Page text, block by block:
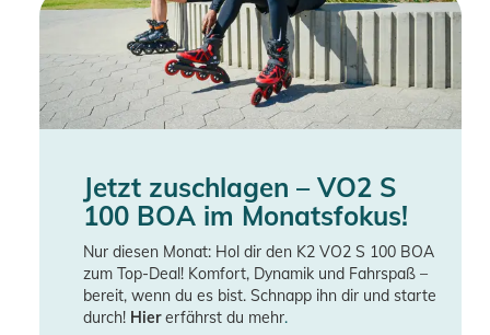
Jetzt zuschlagen – VO2 S
100 BOA im Monatsfokus!
Nur diesen Monat: Hol dir den K2 VO2 S 100 BOA
zum Top-Deal! Komfort, Dynamik und Fahrspaß –
bereit, wenn du es bist. Schnapp ihn dir und starte
durch! Hiererfährst du mehr.